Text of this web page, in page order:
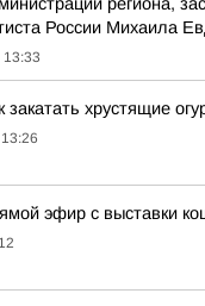
России Михаила
13:33
закатать хрустящие
13:26
эфир с выставки